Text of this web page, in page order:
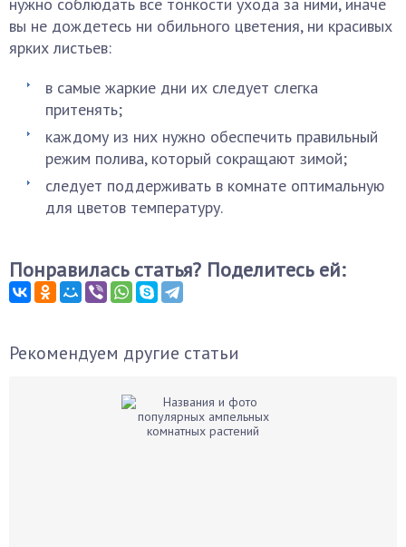
вы не дождетесь ни обильного цветения, ни красивых
ярких листьев:
в самые жаркие дни их следует слегка
притенять;
каждому из них нужно обеспечить правильный
режим полива, который сокращают зимой;
следует поддерживать в комнате оптимальную
для цветов температуру.
Понравилась статья? Поделитесь ей:
Рекомендуем другие статьи